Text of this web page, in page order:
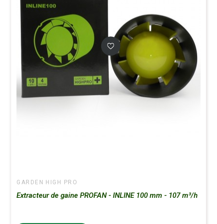
GARDEN HIGH PRO
Extracteur de gaine PROFAN - INLINE 100 mm - 107 m³/h